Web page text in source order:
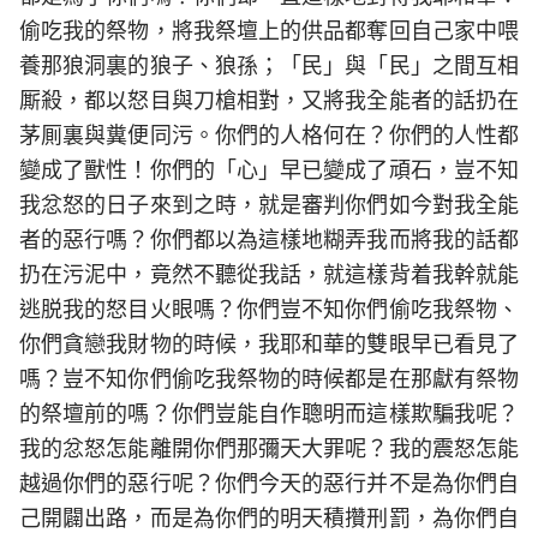
偷吃我的祭物，將我祭壇上的供品都奪回自己家中喂
養那狼洞裏的狼子、狼孫；「民」與「民」之間互相
厮殺，都以怒目與刀槍相對，又將我全能者的話扔在
茅厠裏與糞便同污。你們的人格何在？你們的人性都
變成了獸性！你們的「心」早已變成了頑石，豈不知
我忿怒的日子來到之時，就是審判你們如今對我全能
者的惡行嗎？你們都以為這樣地糊弄我而將我的話都
扔在污泥中，竟然不聽從我話，就這樣背着我幹就能
逃脱我的怒目火眼嗎？你們豈不知你們偷吃我祭物、
你們貪戀我財物的時候，我耶和華的雙眼早已看見了
嗎？豈不知你們偷吃我祭物的時候都是在那獻有祭物
的祭壇前的嗎？你們豈能自作聰明而這樣欺騙我呢？
我的忿怒怎能離開你們那彌天大罪呢？我的震怒怎能
越過你們的惡行呢？你們今天的惡行并不是為你們自
己開闢出路，而是為你們的明天積攢刑罰，為你們自